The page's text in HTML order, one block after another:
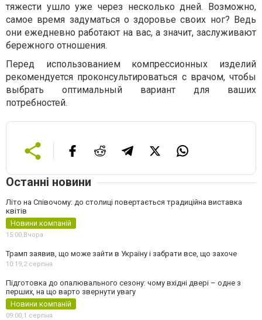
тяжести ушло уже через несколько дней. Возможно,
самое время задуматься о здоровье своих ног? Ведь
они ежедневно работают на вас, а значит, заслуживают
бережного отношения.
Перед использованием компрессионных изделий
рекомендуется проконсультироваться с врачом, чтобы
выбрать оптимальный вариант для ваших
потребностей.
Останні новини
Літо на Співочому: до столиці повертається традиційна виставка
квітів
Новини компаній
15:00,Вчора
Трамп заявив, що може зайти в Україну і забрати все, що захоче
10:19,2 серпня
Підготовка до опалювального сезону: чому вхідні двері – одне з
перших, на що варто звернути увагу
Новини компаній
09:00,1 серпня